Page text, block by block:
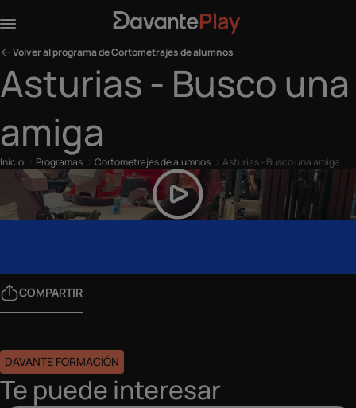
Volver al programa de Cortometrajes de alumnos
Asturias - Busco una
amiga
Inicio Programas Cortometrajes de alumnos Asturias - Busco una amiga
COMPARTIR
DAVANTE FORMACIÓN
Te puede interesar